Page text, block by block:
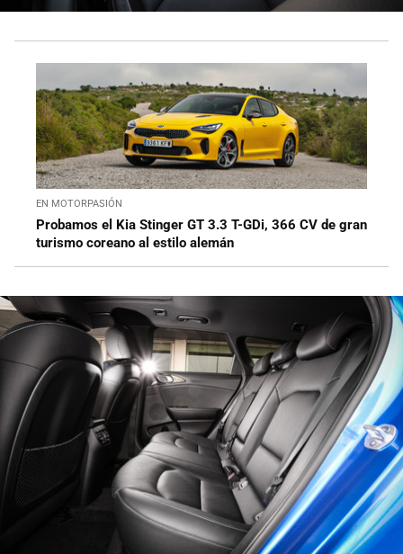
EN MOTORPASIÓN
Probamos el Kia Stinger GT 3.3 T-GDi, 366 CV de gran
turismo coreano al estilo alemán